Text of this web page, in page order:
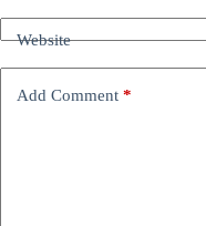
Website
Add Comment *